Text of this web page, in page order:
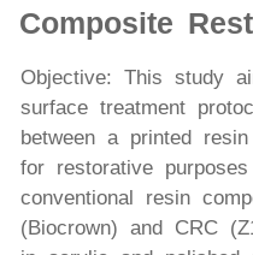
Composite
Objective: This study
surface treatment
between a printed
for restorative
conventional resin
(Biocrown) and CRC